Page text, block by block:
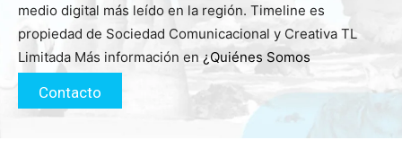
medio digital más leído en la región. Timeline es
propiedad de Sociedad Comunicacional y Creativa TL
Limitada Más información en ¿Quiénes Somos
Contacto